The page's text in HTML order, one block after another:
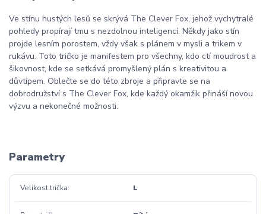
Ve stínu hustých lesů se skrývá The Clever Fox, jehož vychytralé
pohledy propírají tmu s nezdolnou inteligencí. Někdy jako stín
projde lesním porostem, vždy však s plánem v mysli a trikem v
rukávu. Toto tričko je manifestem pro všechny, kdo ctí moudrost a
šikovnost, kde se setkává promyšlený plán s kreativitou a
důvtipem. Oblečte se do této zbroje a připravte se na
dobrodružství s The Clever Fox, kde každý okamžik přináší novou
výzvu a nekonečné možnosti.
Parametry
Velikost trička L